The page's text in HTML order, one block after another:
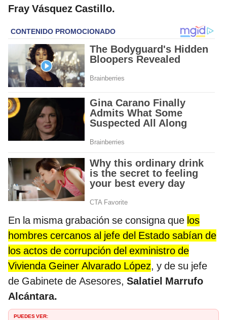
Fray Vásquez Castillo.
En la misma grabación se consigna que los
hombres cercanos al jefe del Estado sabían de
los actos de corrupción del exministro de
Vivienda Geiner Alvarado López, y de su jefe
de Gabinete de Asesores, Salatiel Marrufo
Alcántara.
PUEDES VER: